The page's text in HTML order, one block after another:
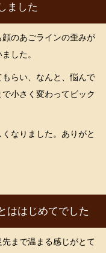
ました
のあごラインの歪みが
した。
らい、なんと、悩んで
小さく変わってビック
なりました。ありがと
ははじめてでした
まで温まる感じがとて